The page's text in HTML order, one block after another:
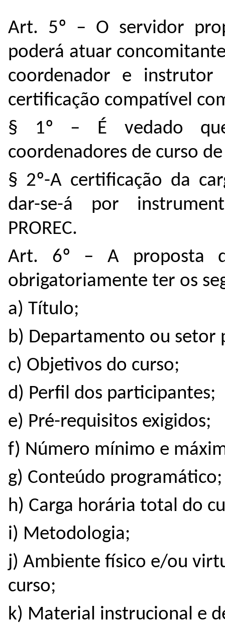
Art. 5º – O servidor
poderá atuar
coordenador e instrutor
certificação compatível
§ 1º – É vedado que
coordenadores de curso
§ 2º-A certificação da
dar-se-á por
PROREC.
Art. 6º – A proposta
obrigatoriamente ter os
a) Título;
b) Departamento ou setor
c) Objetivos do curso;
d) Perfil dos participantes;
e) Pré-requisitos exigidos;
f) Número mínimo e
g) Conteúdo programático;
h) Carga horária total do
i) Metodologia;
j) Ambiente físico e/ou
curso;
k) Material instrucional e